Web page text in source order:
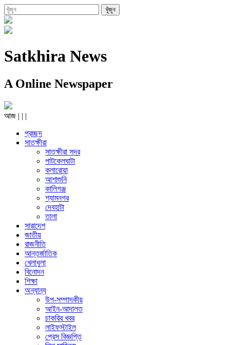
Satkhira News
A Online Newspaper
আজ | | |
প্রচ্ছদ
সাতক্ষীরা
সাতক্ষীরা সদর
পাটকেলঘাটা
কলারোয়া
আশাশুনি
কালিগঞ্জ
শ্যামনগর
দেবহাটা
তালা
সারাদেশ
জাতীয়
রাজনীতি
আন্তর্জাতিক
খেলাধুলা
বিনোদন
শিক্ষা
অন্যান্য
উপ-সম্পাদকীয়
আইন-আদালত
চাকরির খবর
লাইফস্টাইল
প্রেস বিজ্ঞপ্তি